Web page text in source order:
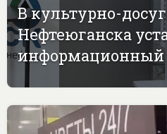
В культурно-
Нефтеюганска
информационный